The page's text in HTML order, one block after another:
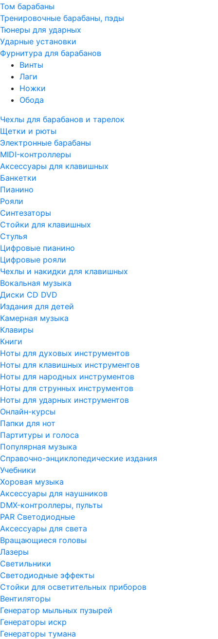
Том барабаны
Тренировочные барабаны, пэды
Тюнеры для ударных
Ударные установки
Фурнитура для барабанов
Винты
Лаги
Ножки
Обода
Чехлы для барабанов и тарелок
Щетки и рюты
Электронные барабаны
MIDI-контроллеры
Аксессуары для клавишных
Банкетки
Пианино
Рояли
Синтезаторы
Стойки для клавишных
Стулья
Цифровые пианино
Цифровые рояли
Чехлы и накидки для клавишных
Вокальная музыка
Диски CD DVD
Издания для детей
Камерная музыка
Клавиры
Книги
Ноты для духовых инструментов
Ноты для клавишных инструментов
Ноты для народных инструментов
Ноты для струнных инструментов
Ноты для ударных инструментов
Онлайн-курсы
Папки для нот
Партитуры и голоса
Популярная музыка
Справочно-энциклопедические издания
Учебники
Хоровая музыка
Аксессуары для наушников
DMX-контроллеры, пульты
PAR Светодиодные
Аксессуары для света
Вращающиеся головы
Лазеры
Светильники
Светодиодные эффекты
Стойки для осветительных приборов
Вентиляторы
Генератор мыльных пузырей
Генераторы искр
Генераторы тумана